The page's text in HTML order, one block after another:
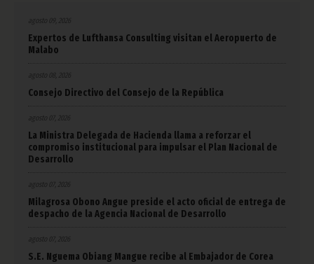
agosto 09, 2026
Expertos de Lufthansa Consulting visitan el Aeropuerto de
Malabo
agosto 08, 2026
Consejo Directivo del Consejo de la República
agosto 07, 2026
La Ministra Delegada de Hacienda llama a reforzar el
compromiso institucional para impulsar el Plan Nacional de
Desarrollo
agosto 07, 2026
Milagrosa Obono Angue preside el acto oficial de entrega de
despacho de la Agencia Nacional de Desarrollo
agosto 07, 2026
S.E. Nguema Obiang Mangue recibe al Embajador de Corea